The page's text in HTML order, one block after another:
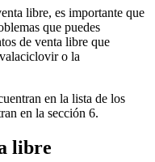
libre, es importante que
que puedes
de venta libre que
o la
en la lista de los
en la sección 6.
libre